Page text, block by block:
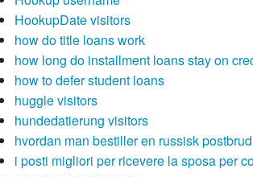
HookupDate visitors
how do title loans work
how long do installment loans stay on
how to defer student loans
huggle visitors
hundedatierung visitors
hvordan man bestiller en russisk postbrud
i posti migliori per ricevere la sposa per